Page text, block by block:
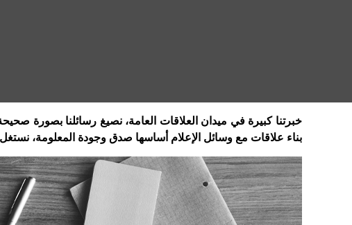
خبرتنا كبيرة في ميدان العلاقات العامة، نصيغ رسائلنا بصورة
بناء علاقات مع وسائل الإعلام أساسها صدق وجودة المعلومة، نستغل